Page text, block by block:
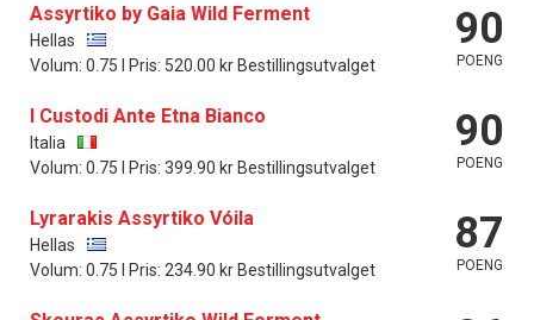
Assyrtiko by Gaia Wild Ferment
Hellas
Volum: 0.75 l Pris: 520.00 kr Bestillingsutvalget
90
POENG
I Custodi Ante Etna Bianco
Italia
Volum: 0.75 l Pris: 399.90 kr Bestillingsutvalget
90
POENG
Lyrarakis Assyrtiko Vóila
Hellas
Volum: 0.75 l Pris: 234.90 kr Bestillingsutvalget
87
POENG